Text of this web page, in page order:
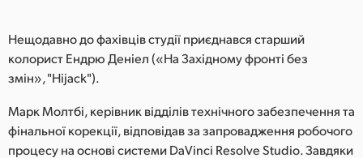
United Kingdom
United States
Нещодавно до фахівців студії приєднався старший
колорист Ендрю Деніел («На Західному фронті без
змін», "Hijack").
Марк Молтбі, керівник відділів технічного забезпечення та
фінальної корекції, відповідав за запровадження робочого
процесу на основі системи DaVinci Resolve Studio. Завдяки